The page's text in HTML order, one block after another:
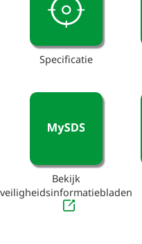
Specificatie
Bekijk
veiligheidsinformatiebladen